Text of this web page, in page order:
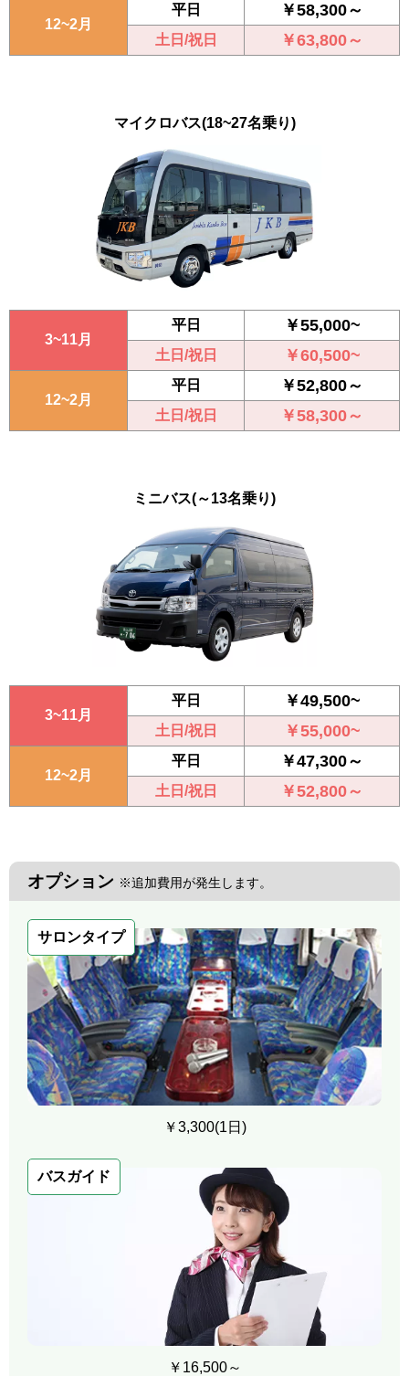
12~2月
平日 ￥58,300～
土日/祝日 ￥63,800～
マイクロバス(18~27名乗り)
3~11月
平日 ￥55,000~
土日/祝日 ￥60,500~
12~2月
平日 ￥52,800～
土日/祝日 ￥58,300～
ミニバス(～13名乗り)
3~11月
平日 ￥49,500~
土日/祝日 ￥55,000~
12~2月
平日 ￥47,300～
土日/祝日 ￥52,800～
オプション ※追加費用が発生します。
サロンタイプ
￥3,300(1日)
バスガイド
￥16,500～